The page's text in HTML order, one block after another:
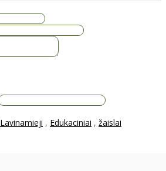
Lavinamieji , Edukaciniai , žaislai